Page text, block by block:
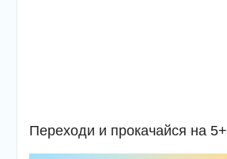
Переходи и прокачайся на 5+